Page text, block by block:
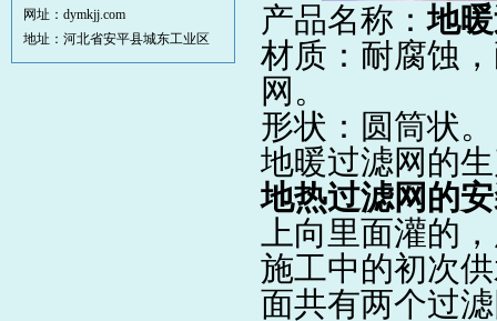
网址：dymkjj.com
地址：河北省安平县城东工业区
产品名称：地
材质：耐腐蚀
网 。
形状：圆筒状。
地暖过滤网 的
地热过滤网 的
上向里面灌的
施工中的初次
面共有两个过